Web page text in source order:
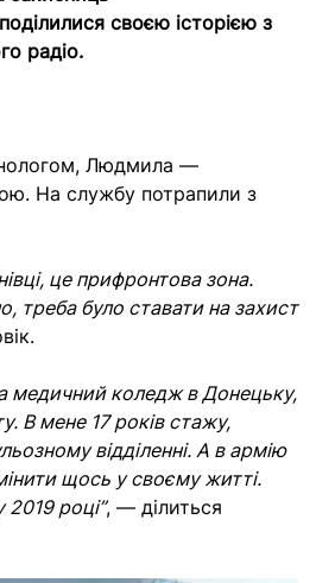
своєю історією з
радіо.
Людмила —
На службу потрапили з
це прифронтова зона.
треба було ставати на захист
медичний коледж в Донецьку,
В мене 17 років стажу,
відділенні. А в армію
щось у своєму житті.
2019 році”, — ділиться